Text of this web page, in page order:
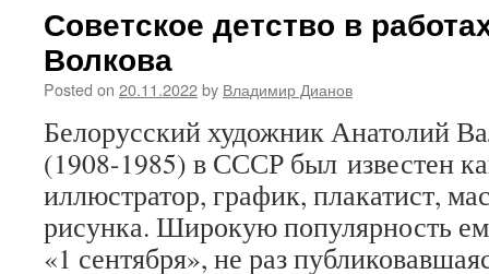
Советское детство в
Волкова
Posted on 20.11.2022by Владимир Дианов
Белорусский художник Анатолий
(1908-1985) в СССР был известен
иллюстратор, график, плакатист,
рисунка. Широкую популярность
«1 сентября», не раз